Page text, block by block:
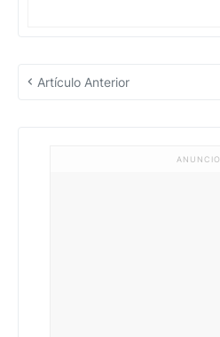
Artículo Anterior
ANUNCIO